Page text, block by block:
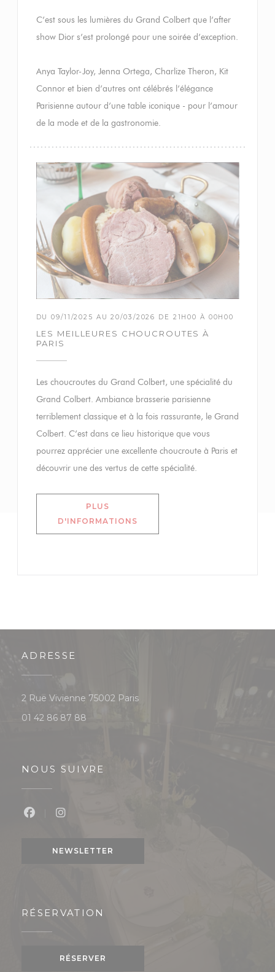
C’est sous les lumières du Grand Colbert que l’after
show Dior s’est prolongé pour une soirée d’exception.
Anya Taylor-Joy, Jenna Ortega, Charlize Theron, Kit
Connor et bien d’autres ont célébrés l’élégance
Parisienne autour d’une table iconique - pour l’amour
de la mode et de la gastronomie.
DU 09/11/2025 AU 20/03/2026 DE 21H00 À 00H00
LES MEILLEURES CHOUCROUTES À
PARIS
Les choucroutes du Grand Colbert, une spécialité du
Grand Colbert. Ambiance brasserie parisienne
terriblement classique et à la fois rassurante, le Grand
Colbert. C’est dans ce lieu historique que vous
pourrez apprécier une excellente choucroute à Paris et
découvrir une des vertus de cette spécialité.
PLUS
D'INFORMATIONS((OUVRE UNE NOUVELLE
ADRESSE
2 Rue Vivienne 75002 Paris((ouvre une nouvelle fenêtre))
01 42 86 87 88
NOUS SUIVRE
NEWSLETTER
RÉSERVATION
RÉSERVER